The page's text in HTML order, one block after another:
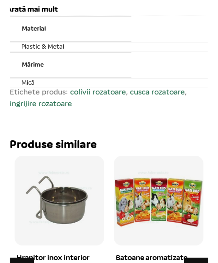
39x27x17 cm
Arată mai mult
Material
Plastic & Metal
Mărime
Mică
Etichete produs: colivii rozatoare, cusca rozatoare,
ingrijire rozatoare
Produse similare
Batoane aromatizate
Hrana pentru Cobai,